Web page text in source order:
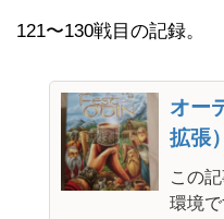
121〜130戦目の記録。
オー
拡張
この
環境